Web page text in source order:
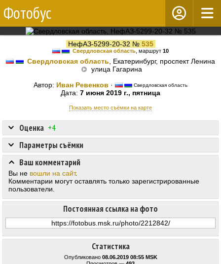
Фотобус
НефАЗ-5299-20-32 № 535
Свердловская область , маршрут 10
Свердловская область , Екатеринбург, проспект Ленина
улица Гагарина
Автор: Иван Ревенков · Свердловская область
Дата: 7 июня 2019 г., пятница
Показать место съёмки на карте
Статистика
Опубликовано 08.06.2019 08:55 MSK
Оценка +4
Постоянная ссылка на фото
Параметры съёмки
Ваш комментарий
Вы не вошли на сайт.
Комментарии могут оставлять только зарегистрированные
пользователи.